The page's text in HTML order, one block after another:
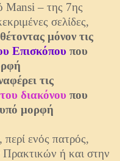
Mansi – της 7ης
σελίδες,
μόνον τις
Επισκόπου που
τις
διακόνου που
υπό μορφή
ενός πατρός,
Πρακτικών ή και στην